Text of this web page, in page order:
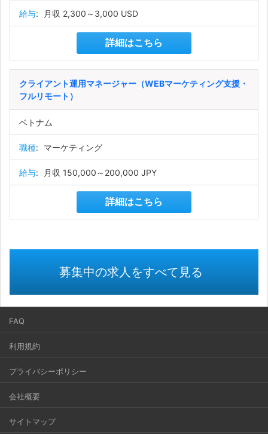
給与: 月収 2,300～3,000 USD
詳細はこちら
クライアント運用マネージャー（WEBマーケティング支援・
フルリモート）
ベトナム
職種: マーケティング
給与: 月収 150,000～200,000 JPY
詳細はこちら
募集中の求人をすべて見る
FAQ
利用規約
プライバシーポリシー
会社概要
サイトマップ